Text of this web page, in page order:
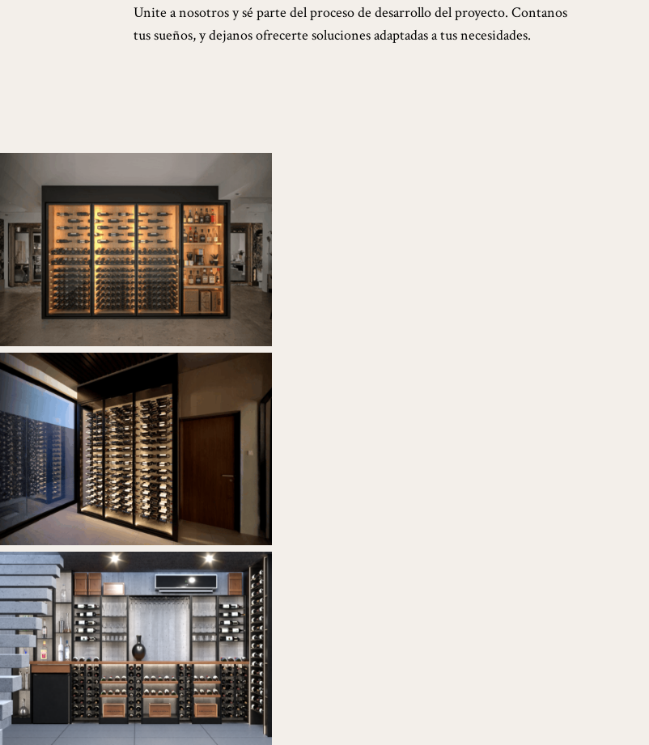
Unite a nosotros y sé parte del proceso de desarrollo del proyecto. Contanos
tus sueños, y dejanos ofrecerte soluciones adaptadas a tus necesidades.